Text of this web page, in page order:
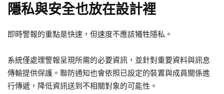
隱私與安全也放在設計裡
即時警報的重點是快速，但速度不應該犧牲隱私。
系統僅處理警報呈現所需的必要資訊，並針對重要資料與訊息
傳輸提供保護。聯防通知也會依照已設定的裝置與成員關係進
行傳遞，降低資訊送到不相關對象的可能性。